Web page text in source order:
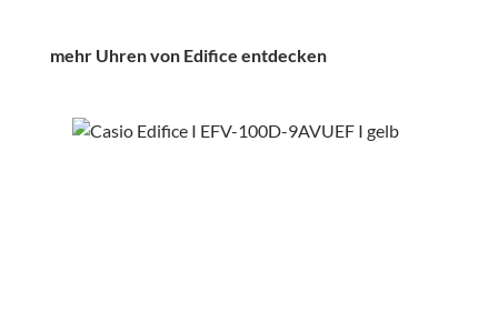
Produktgalerie überspringen
mehr Uhren von Edifice entdecken